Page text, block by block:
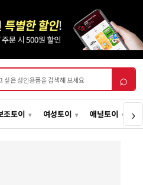
⌕
조토이 여성토이 애널토이 ›